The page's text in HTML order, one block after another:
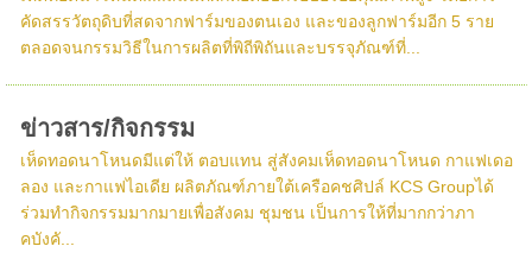
คัดสรรวัตถุดิบที่สดจากฟาร์มของตนเอง และของลูกฟาร์มอีก 5 ราย
ตลอดจนกรรมวิธีในการผลิตที่พิถีพิถันและบรรจุภัณฑ์ที่...
ข่าวสาร/กิจกรรม
เห็ดทอดนาโหนดมีแต่ให้ ตอบแทน สู่สังคมเห็ดทอดนาโหนด กาแฟเดอ
ลอง และกาแฟไอเดีย ผลิตภัณฑ์ภายใต้เครือคชศิปล์ KCS Groupได้
ร่วมทำกิจกรรมมากมายเพื่อสังคม ชุมชน เป็นการให้ที่มากกว่าภา
คบังคั...